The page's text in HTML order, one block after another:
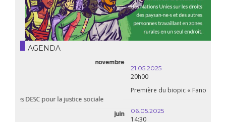
AGENDA